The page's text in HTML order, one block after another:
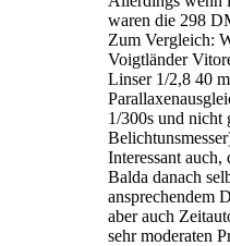
waren die 298
Zum Vergleich:
Voigtländer
Linser 1/2,8 40
1/300s und nicht
Interessant auch,
Balda danach
ansprechendem
aber auch
sehr moderaten